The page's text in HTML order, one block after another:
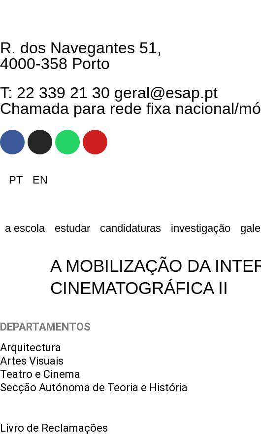
R. dos Navegantes 51,
4000-358 Porto
T: 22 339 21 30 geral@esap.pt
Chamada para rede fixa nacional/
PT EN
a escola estudar candidaturas investigação
A MOBILIZAÇÃO DA
CINEMATOGRÁFICA II
DEPARTAMENTOS
Arquitectura
Artes Visuais
Teatro e Cinema
Secção Autónoma de Teoria e História
Livro de Reclamações